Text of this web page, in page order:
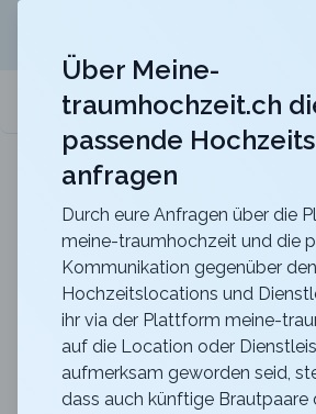
meine-traumhochzeit.ch
Maxililian
Für eine unvergessliche
Zurück zur Suche
Rote Trotte
4.7
ZH
Über Meine-
traumhochzeit.ch
passende
anfragen
Durch eure Anfragen über die
meine-traumhochzeit und die
Kommunikation gegenüber den
Hochzeitslocations und
ihr via der Plattform meine-
auf die Location oder
aufmerksam geworden seid,
dass auch künftige Brautpaare